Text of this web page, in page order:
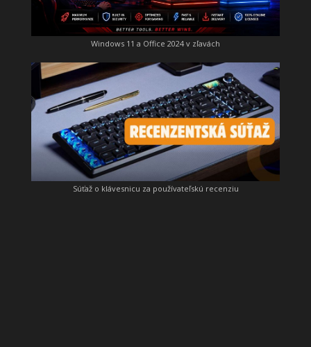
Windows 11 a Office 2024 v zľavách
Súťaž o klávesnicu za používateľskú recenziu